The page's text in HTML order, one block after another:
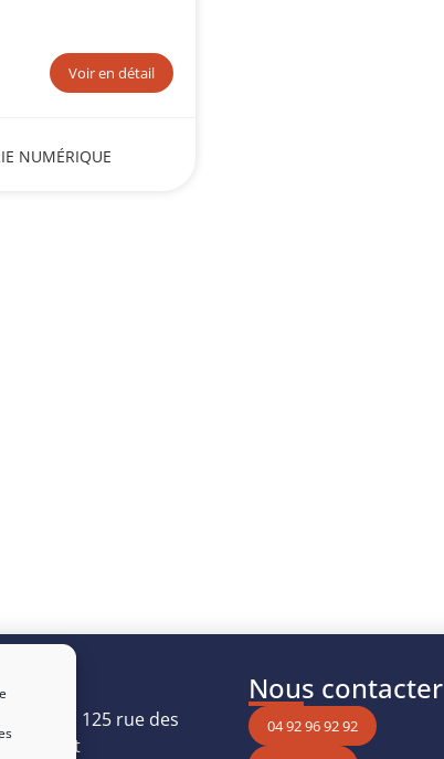
Voir en détail
NUMÉRIQUE
Oréades, 125 rue des
Biot
Nous contacter
04 92 96 92 92